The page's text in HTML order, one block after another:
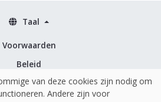
Voorwaarden
Beleid
& ISO 27001
Taal
van deze cookies zijn nodig om
Andere zijn voor